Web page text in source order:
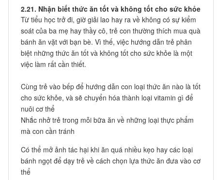
2.21. Nhận biết thức ăn tốt và không tốt cho sức khỏe
Từ tiểu học trở đi, giờ giải lao hay ra về không có sự kiểm
soát của ba mẹ hay thầy cô, trẻ con thường thích mua quà
bánh ăn vặt với bạn bè. Vì thế, việc hướng dẫn trẻ phân
biệt những thức ăn tốt và không tốt cho sức khỏe là một
việc làm rất cần thiết.
Cùng trẻ vào bếp để hướng dẫn con loại thức ăn nào là tốt
cho sức khỏe, và sẽ chuyển hóa thành loại vitamin gì để
nuôi cơ thể
Nhắc nhở trẻ trong mỗi bữa ăn về những loại thực phẩm
mà con cần tránh
Có thể mở ảnh tác hại khi ăn quá nhiều kẹo hay các loại
bánh ngọt để dạy trẻ về cách chọn lựa thức ăn đưa vào cơ
thể